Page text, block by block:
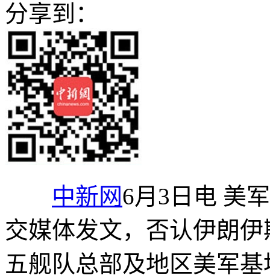
分享到：
中新网6月3日电 美
交媒体发文，否认伊朗
五舰队总部及地区美军